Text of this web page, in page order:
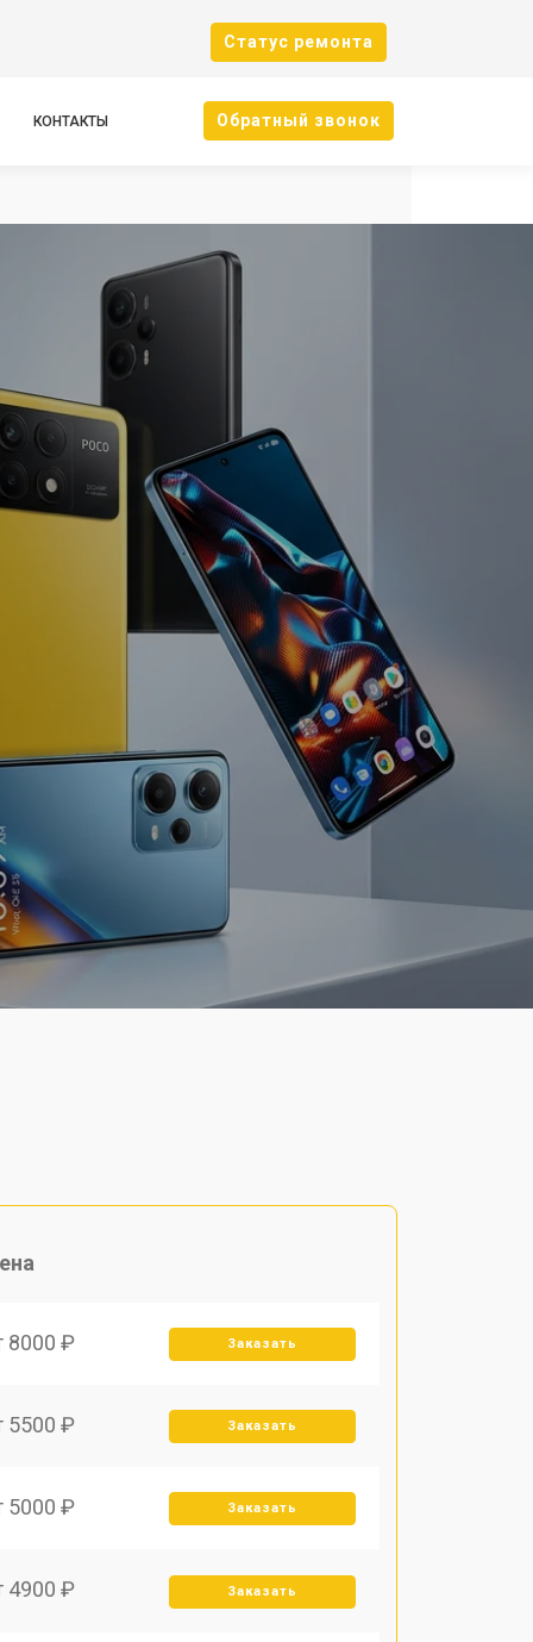
Cтатус ремонта
КОНТАКТЫ Oбратный звонок
8000 ₽ Заказать
5500 ₽ Заказать
5000 ₽ Заказать
4900 ₽ Заказать